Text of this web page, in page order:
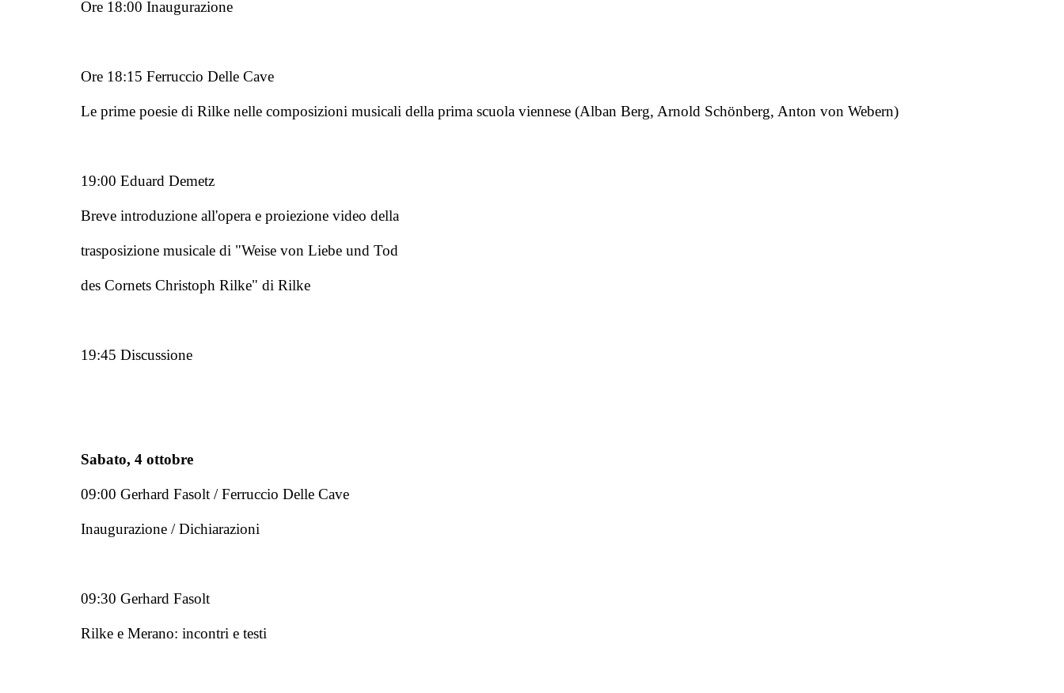
Ore 18:00 Inaugurazione
Ore 18:15 Ferruccio Delle Cave
Le prime poesie di Rilke nelle composizioni musicali della prima scuola viennese (Alban Berg, Arnold Schönberg, Anton von Webern)
19:00 Eduard Demetz
Breve introduzione all'opera e proiezione video della
trasposizione musicale di "Weise von Liebe und Tod
des Cornets Christoph Rilke" di Rilke
19:45 Discussione
Sabato, 4 ottobre
09:00 Gerhard Fasolt / Ferruccio Delle Cave
Inaugurazione / Dichiarazioni
09:30 Gerhard Fasolt
Rilke e Merano: incontri e testi